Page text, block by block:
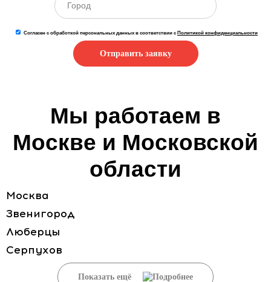
Согласен с обработкой персональных данных в соответствии с Политикой конфиденциальности
Отправить заявку
Мы работаем в
Москве и Московской
области
Москва
Звенигород
Люберцы
Серпухов
Показать ещё